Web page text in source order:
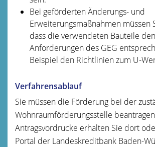
Bei geförderten Änderungs- und
Erweiterungsmaßnahmen müssen
dass die verwendeten Bauteile den
Anforderungen des GEG
Beispiel den Richtlinien zum U-
Verfahrensablauf
Sie müssen die Förderung bei der
Wohnraumförderungsstelle
Antragsvordrucke erhalten Sie dort
Portal der Landeskreditbank Baden-